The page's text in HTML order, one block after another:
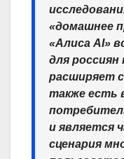
«домашнее
«Алиса AI»
для россиян
расширяет
также есть
и является
сценария